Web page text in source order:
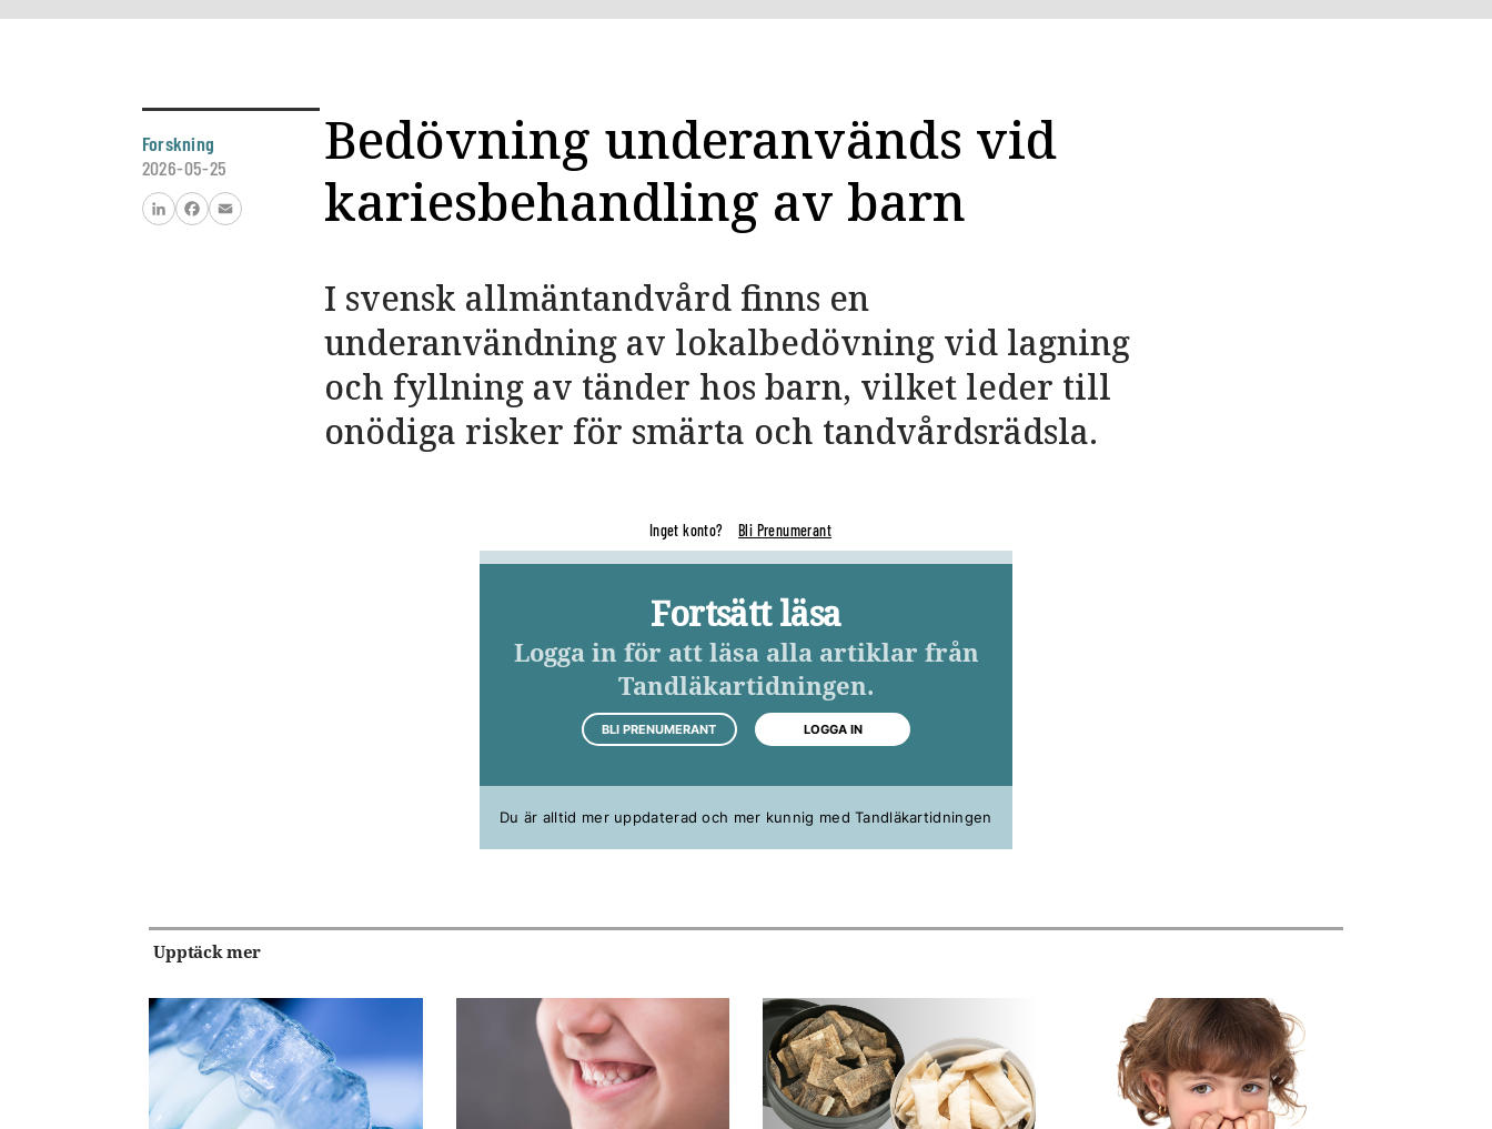
Forskning
2026-05-25
FacebookEmail
Bedövning underanvänds vid
kariesbehandling av barn
I svensk allmäntandvård finns en
underanvändning av lokalbedövning vid lagning
och fyllning av tänder hos barn, vilket leder till
onödiga risker för smärta och tandvårdsrädsla.
Inget konto? Bli Prenumerant
Fortsätt läsa
Logga in för att läsa alla artiklar från
Tandläkartidningen.
BLI PRENUMERANT LOGGA IN
Du är alltid mer uppdaterad och mer kunnig med Tandläkartidningen
Upptäck mer